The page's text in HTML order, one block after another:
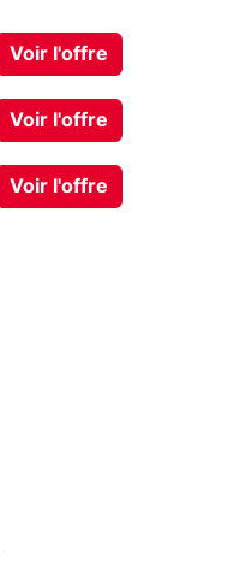
Voir l'offre
Voir l'offre
Voir l'offre